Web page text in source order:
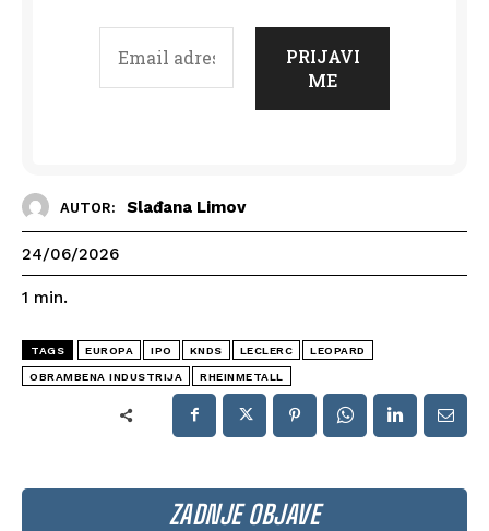
ZADNJE OBJAVE
AUTOR: Slađana Limov
24/06/2026
1 min.
TAGS EUROPA IPO KNDS LECLERC LEOPARD
OBRAMBENA INDUSTRIJA RHEINMETALL